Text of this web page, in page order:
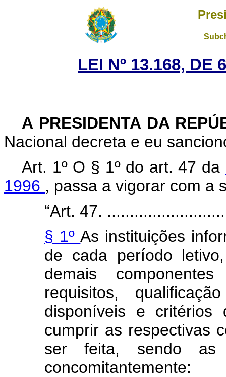
LEI Nº 13.168, DE
A PRESIDENTA DA
Nacional decreta e eu
Art. 1º O § 1º do art. 47 da
1996 , passa a vigorar com a
“Art. 47.
§ 1ºAs instituições
de cada período
demais
requisitos,
disponíveis e critérios
cumprir as respectivas
ser feita, sendo as
concomitantemente: